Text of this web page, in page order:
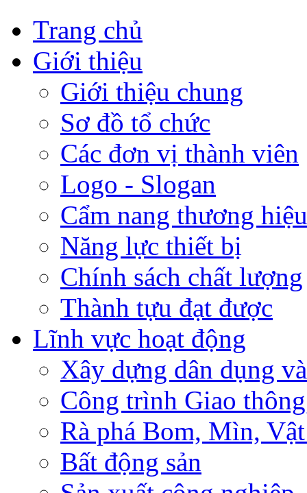
Trang chủ
Giới thiệu
Giới thiệu chung
Sơ đồ tổ chức
Các đơn vị thành viên
Logo - Slogan
Cẩm nang thương hiệu
Năng lực thiết bị
Chính sách chất lượng
Thành tựu đạt được
Lĩnh vực hoạt động
Xây dựng dân dụng
Công trình Giao
Rà phá Bom, Mìn,
Bất động sản